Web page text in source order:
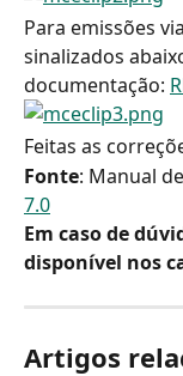
Para emissões
sinalizados
documentação:
Feitas as
Fonte: Manual
7.0
Em caso de
disponível nos
Artigos